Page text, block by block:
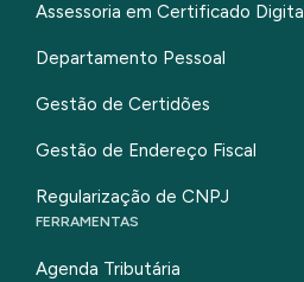
Assessoria em Certificado Digital
Departamento Pessoal
Gestão de Certidões
Gestão de Endereço Fiscal
Regularização de CNPJ
FERRAMENTAS
Agenda Tributária